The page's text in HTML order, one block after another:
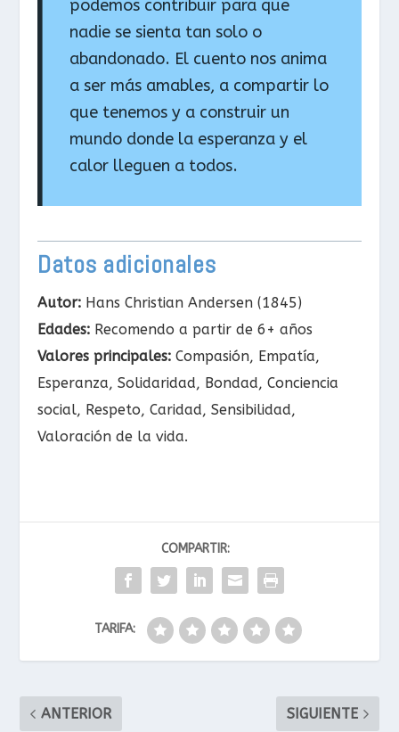
podemos contribuir para que
nadie se sienta tan solo o
abandonado. El cuento nos anima
a ser más amables, a compartir lo
que tenemos y a construir un
mundo donde la esperanza y el
calor lleguen a todos.
Datos adicionales
Autor: Hans Christian Andersen (1845)
Edades: Recomendo a partir de 6+ años
Valores principales: Compasión, Empatía,
Esperanza, Solidaridad, Bondad, Conciencia
social, Respeto, Caridad, Sensibilidad,
Valoración de la vida.
COMPARTIR:
TARIFA:
ANTERIOR SIGUIENTE